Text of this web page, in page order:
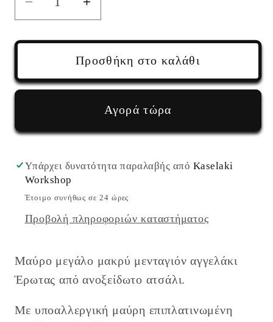
Μείωση
ποσότητας
για
μεγάλο
μακρύ
από
ατσάλι
Αύξηση
ποσότητας
για
Μαύρο
μεγάλο
μακρύ
μενταγιόν
από
ατσάλι
Προσθήκη στο καλάθι
Αγορά τώρα
Υπάρχει δυνατότητα παραλαβής από Kaselaki
Workshop
Έτοιμο συνήθως σε 24 ώρες
Προβολή πληροφοριών καταστήματος
Μαύρο μεγάλο μακρύ μενταγιόν αγγελάκι
Έρωτας από ανοξείδωτο ατσάλι.
Με υποαλλεργική μαύρη επιπλατινωμένη